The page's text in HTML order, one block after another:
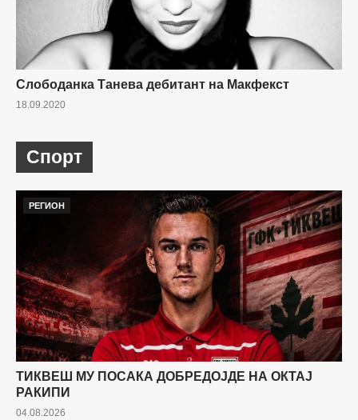
Cлободанка Танева дебитант на Макфекст
18.09.2020
Спорт
РЕГИОН
ТИКВЕШ МУ ПОСАКА ДОБРЕДОЈДЕ НА ОКТАЈ
РАКИПИ
04.08.2026